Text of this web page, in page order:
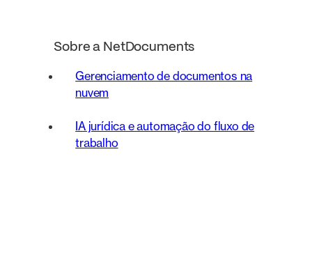
Sobre a NetDocuments
Gerenciamento de documentos na
nuvem
IA jurídica e automação do fluxo de
trabalho